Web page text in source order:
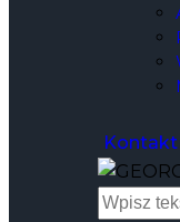
Kontakt